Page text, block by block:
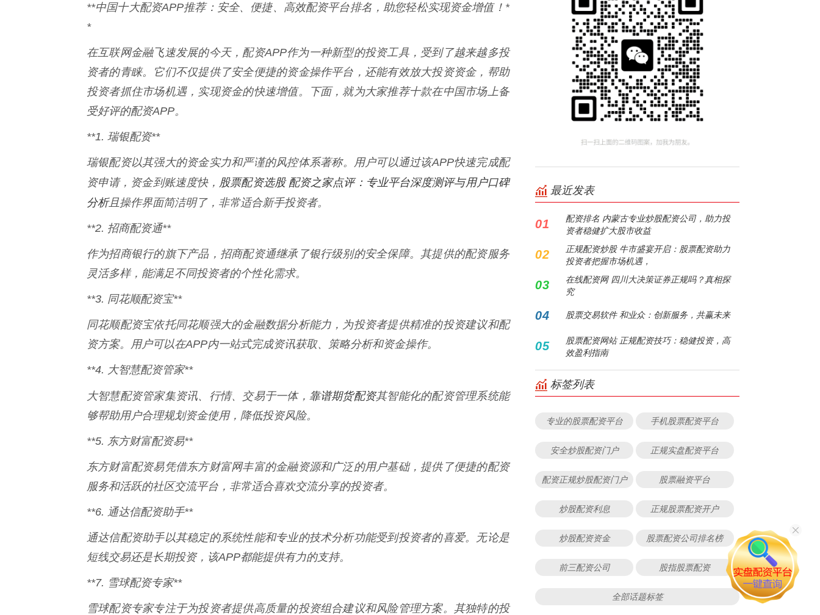
**中国十大配资APP推荐：安全、便捷、高效配资平台排名，助您轻松实现资金增值！*
*
在互联网金融飞速发展的今天，配资APP作为一种新型的投资工具，受到了越来越多投
资者的青睐。它们不仅提供了安全便捷的资金操作平台，还能有效放大投资资金，帮助
投资者抓住市场机遇，实现资金的快速增值。下面，就为大家推荐十款在中国市场上备
受好评的配资APP。
**1. 瑞银配资**
瑞银配资以其强大的资金实力和严谨的风控体系著称。用户可以通过该APP快速完成配
资申请，资金到账速度快， 股票配资选股 配资之家点评：专业平台深度测评与用户口碑
分析且操作界面简洁明了，非常适合新手投资者。
**2. 招商配资通**
作为招商银行的旗下产品，招商配资通继承了银行级别的安全保障。其提供的配资服务
灵活多样，能满足不同投资者的个性化需求。
**3. 同花顺配资宝**
同花顺配资宝依托同花顺强大的金融数据分析能力，为投资者提供精准的投资建议和配
资方案。用户可以在APP内一站式完成资讯获取、策略分析和资金操作。
**4. 大智慧配资管家**
大智慧配资管家集资讯、行情、交易于一体， 靠谱期货配资其智能化的配资管理系统能
够帮助用户合理规划资金使用，降低投资风险。
**5. 东方财富配资易**
东方财富配资易凭借东方财富网丰富的金融资源和广泛的用户基础，提供了便捷的配资
服务和活跃的社区交流平台，非常适合喜欢交流分享的投资者。
**6. 通达信配资助手**
通达信配资助手以其稳定的系统性能和专业的技术分析功能受到投资者的喜爱。无论是
短线交易还是长期投资，该APP都能提供有力的支持。
**7. 雪球配资专家**
雪球配资专家专注于为投资者提供高质量的投资组合建议和风险管理方案。其独特的投
最近发表
01
配资排名 内蒙古专业炒股配资公司，助力投
资者稳健扩大股市收益
02
正规配资炒股 牛市盛宴开启：股票配资助力
投资者把握市场机遇，
03
在线配资网 四川大决策证券正规吗？真相探
究
04 股票交易软件 和业众：创新服务，共赢未来
05
股票配资网站 正规配资技巧：稳健投资，高
效盈利指南
标签列表
专业的股票配资平台 手机股票配资平台
安全炒股配资门户 正规实盘配资平台
配资正规炒股配资门户 股票融资平台
炒股配资利息 正规股票配资开户
炒股配资资金 股票配资公司排名榜
前三配资公司 股指股票配资
全部话题标签